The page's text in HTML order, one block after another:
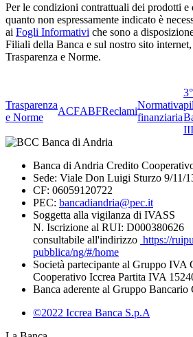
Per le condizioni contrattuali dei prodotti
quanto non espressamente indicato è
ai Fogli Informativi che sono a
Filiali della Banca e sul nostro sito
Trasparenza e Norme.
Trasparenza
e Norme
ACFABFReclami
Normativa
finanziaria
3°
III
Banca di Andria Credito
Sede: Viale Don Luigi Sturzo 9/11/
CF: 06059120722
PEC: bancadiandria@pec.it
Soggetta alla vigilanza di IVASS
N. Iscrizione al RUI: D000380626
consultabile all'indirizzo https://
pubblica/ng/#/home
Società partecipante al Gruppo IVA
Cooperativo Iccrea Partita IVA
Banca aderente al Gruppo Bancario
©2022 Iccrea Banca S.p.A